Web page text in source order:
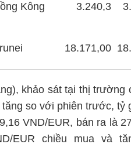
Kông 3.240,3
18.171,00
khảo sát tại thị trường
so với phiên trước, tỷ
VND/EUR, bán ra là
EUR chiều mua và